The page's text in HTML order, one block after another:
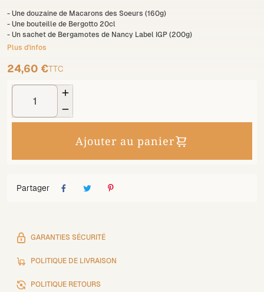
- Une douzaine de Macarons des Soeurs (160g)
- Une bouteille de Bergotto 20cl
- Un sachet de Bergamotes de Nancy Label IGP (200g)
Plus d'infos
24,60 €TTC


Ajouter au panier
Partager
GARANTIES SÉCURITÉ
POLITIQUE DE LIVRAISON
POLITIQUE RETOURS